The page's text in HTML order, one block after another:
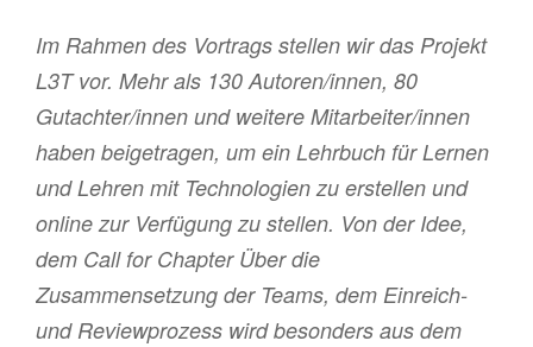
Im Rahmen des Vortrags stellen wir das Projekt
L3T vor. Mehr als 130 Autoren/innen, 80
Gutachter/innen und weitere Mitarbeiter/innen
haben beigetragen, um ein Lehrbuch für Lernen
und Lehren mit Technologien zu erstellen und
online zur Verfügung zu stellen. Von der Idee,
dem Call for Chapter Über die
Zusammensetzung der Teams, dem Einreich-
und Reviewprozess wird besonders aus dem